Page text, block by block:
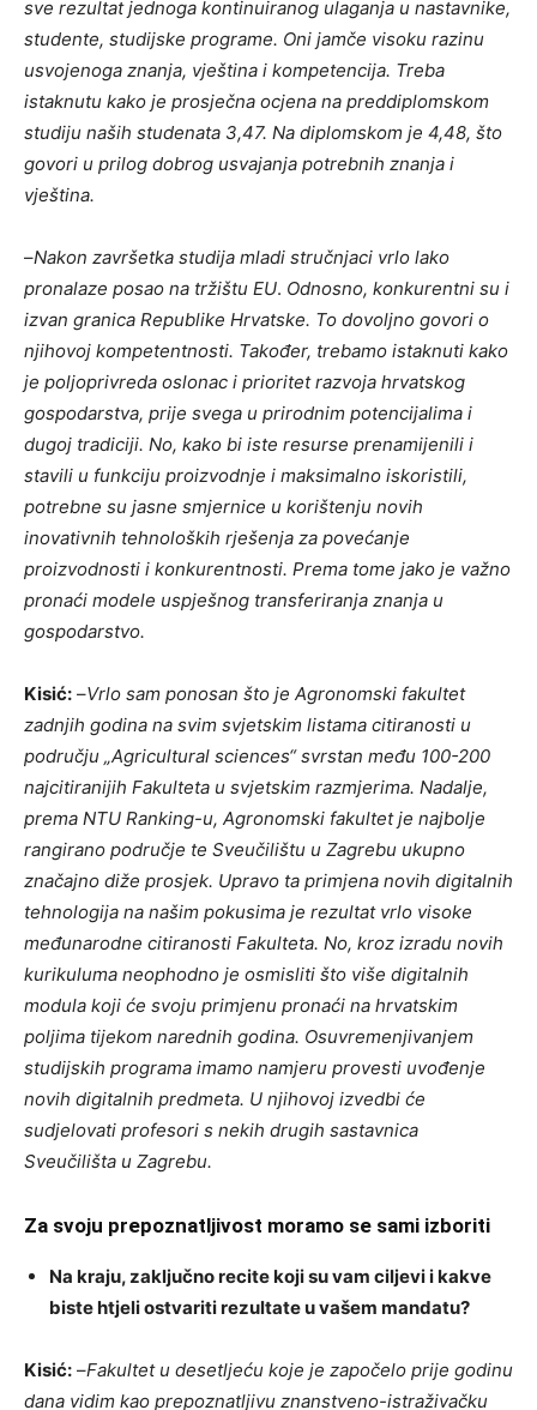
sve rezultat jednoga kontinuiranog ulaganja u nastavnike,
studente, studijske programe. Oni jamče visoku razinu
usvojenoga znanja, vještina i kompetencija. Treba
istaknutu kako je prosječna ocjena na preddiplomskom
studiju naših studenata 3,47. Na diplomskom je 4,48, što
govori u prilog dobrog usvajanja potrebnih znanja i
vještina.
–Nakon završetka studija mladi stručnjaci vrlo lako
pronalaze posao na tržištu EU. Odnosno, konkurentni su i
izvan granica Republike Hrvatske. To dovoljno govori o
njihovoj kompetentnosti. Također, trebamo istaknuti kako
je poljoprivreda oslonac i prioritet razvoja hrvatskog
gospodarstva, prije svega u prirodnim potencijalima i
dugoj tradiciji. No, kako bi iste resurse prenamijenili i
stavili u funkciju proizvodnje i maksimalno iskoristili,
potrebne su jasne smjernice u korištenju novih
inovativnih tehnoloških rješenja za povećanje
proizvodnosti i konkurentnosti. Prema tome jako je važno
pronaći modele uspješnog transferiranja znanja u
gospodarstvo.
Kisić: –Vrlo sam ponosan što je Agronomski fakultet
zadnjih godina na svim svjetskim listama citiranosti u
području „Agricultural sciences“ svrstan među 100-200
najcitiranijih Fakulteta u svjetskim razmjerima. Nadalje,
prema NTU Ranking-u, Agronomski fakultet je najbolje
rangirano područje te Sveučilištu u Zagrebu ukupno
značajno diže prosjek. Upravo ta primjena novih digitalnih
tehnologija na našim pokusima je rezultat vrlo visoke
međunarodne citiranosti Fakulteta. No, kroz izradu novih
kurikuluma neophodno je osmisliti što više digitalnih
modula koji će svoju primjenu pronaći na hrvatskim
poljima tijekom narednih godina. Osuvremenjivanjem
studijskih programa imamo namjeru provesti uvođenje
novih digitalnih predmeta. U njihovoj izvedbi će
sudjelovati profesori s nekih drugih sastavnica
Sveučilišta u Zagrebu.
Za svoju prepoznatljivost moramo se sami izboriti
Na kraju, zaključno recite koji su vam ciljevi i kakve
biste htjeli ostvariti rezultate u vašem mandatu?
Kisić: –Fakultet u desetljeću koje je započelo prije godinu
dana vidim kao prepoznatljivu znanstveno-istraživačku